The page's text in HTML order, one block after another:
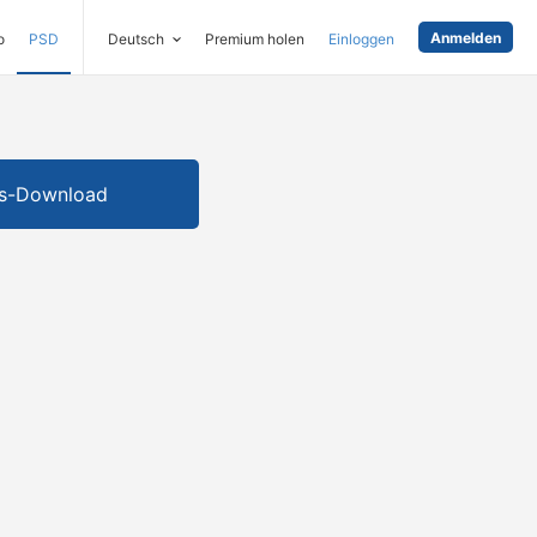
PSD Deutsch Premium holen Einloggen Anmelden
Download